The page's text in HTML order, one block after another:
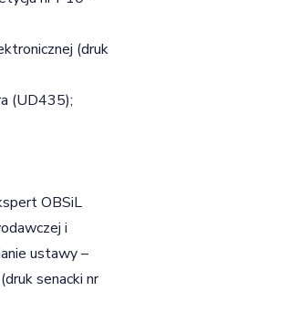
(druk
(UD435);
OBSiL
i
ustawy –
senacki nr